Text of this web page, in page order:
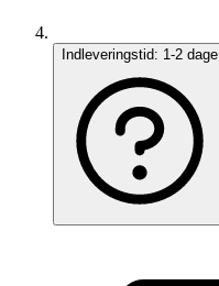
Indleveringstid: 1-2 dage